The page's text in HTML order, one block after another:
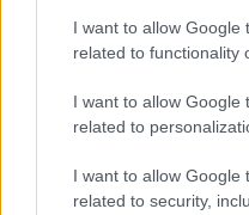
I want to allow Google
related to functionality
I want to allow Google
related to
I want to allow Google
related to security,